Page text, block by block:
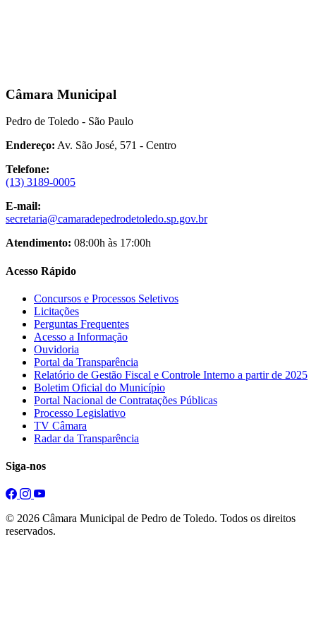
Câmara Municipal
Pedro de Toledo - São Paulo
Endereço: Av. São José, 571 - Centro
Telefone:
(13) 3189-0005
E-mail:
secretaria@camaradepedrodetoledo.sp.gov.br
Atendimento: 08:00h às 17:00h
Acesso Rápido
Concursos e Processos Seletivos
Licitações
Perguntas Frequentes
Acesso a Informação
Ouvidoria
Portal da Transparência
Relatório de Gestão Fiscal e Controle Interno a partir de 2025
Boletim Oficial do Município
Portal Nacional de Contratações Públicas
Processo Legislativo
TV Câmara
Radar da Transparência
Siga-nos
© 2026 Câmara Municipal de Pedro de Toledo. Todos os direitos
reservados.